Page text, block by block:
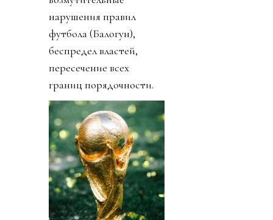
нарушения правил
футбола (Балогун),
беспредел властей,
пересечение всех
границ порядочности.